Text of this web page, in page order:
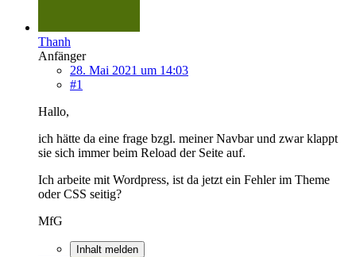
Thanh
Anfänger
28. Mai 2021 um 14:03
#1
Hallo,
ich hätte da eine frage bzgl. meiner Navbar und zwar klappt
sie sich immer beim Reload der Seite auf.
Ich arbeite mit Wordpress, ist da jetzt ein Fehler im Theme
oder CSS seitig?
MfG
Inhalt melden